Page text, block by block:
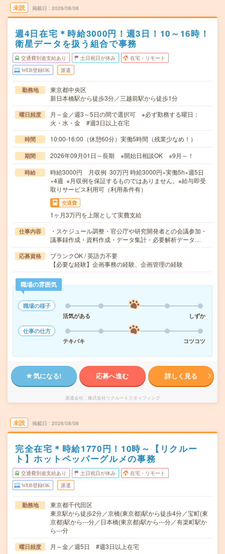
未読 掲載日 2026/08/08
週4日在宅＊時給3000円！週3日！10～16時！
衛星データを扱う組合で事務
交通費別途支給あり 土日祝日が休み 在宅・リモート
WEB登録OK 派遣
勤務地
東京都中央区
新日本橋駅から徒歩3分／三越前駅から徒歩1分
曜日頻度
月～金／週3～5日の間で選択可 ※必ず勤務する曜日：
火・水・金 #週3日以上在宅
時間 10:00-16:00（休憩60分）実働5時間（残業少なめ！）
期間 2026年09月01日～長期 ※開始日相談OK ※9月～！
時給
時給3000円 月収例 30万円 時給3000円×実働5h×週5日
×4週 ※月収例を保証するものではありません。※給与即受
取りサービス利用可（利用条件有）
交通費
1ヶ月3万円を上限として実費支給
仕事内容
・スケジュール調整・官公庁や研究開発者との会議参加・
議事録作成・資料作成・データ集計・必要解析データ…
応募資格
ブランクOK / 英語力不要
【必要な経験】企画事務の経験、企画管理の経験
職場の雰囲気
職場の様子
活気がある
しずか
仕事の仕方
テキパキ
コツコツ
気になる! 応募へ進む 詳しく見る
派遣会社 株式会社リクルートスタッフィング
未読 掲載日 2026/08/08
完全在宅＊時給1770円！10時～【リクルー
ト】ホットペッパーグルメの事務
交通費別途支給あり 土日祝日が休み 在宅・リモート
WEB登録OK 派遣
勤務地
東京都千代田区
東京駅から徒歩2分／京橋(東京都)駅から徒歩4分／宝町(東
京都)駅から---分／日本橋(東京都)駅から---分／有楽町駅か
ら---分
曜日頻度 月～金／週5日 #週3日以上在宅